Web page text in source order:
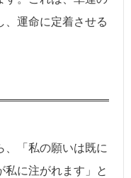
、運命に定着させる
、「私の願いは既に
私に注がれます」と